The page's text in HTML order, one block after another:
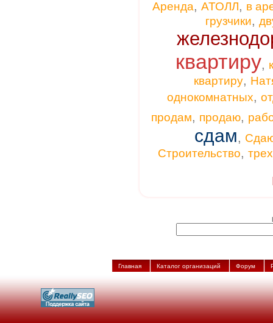
Аренда, АТОЛЛ, в
грузчики,
квартиру,
квартиру,
однокомнатных,
продам, продаю,
сдам,
Строительство,
Главная Каталог организаций Форум